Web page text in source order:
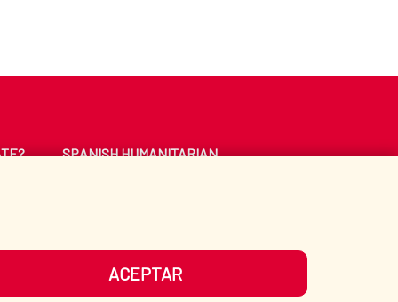
ACEPTAR
SPANISH HUMANITARIAN
SOCIAL MEDIA